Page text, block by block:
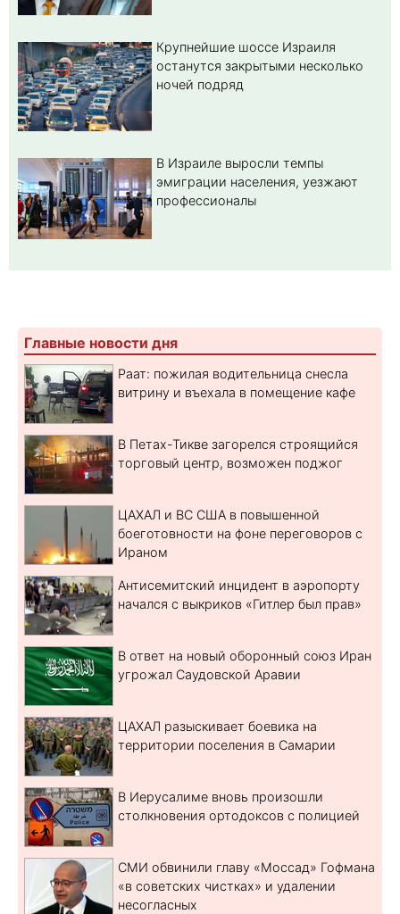
Крупнейшие шоссе Израиля
останутся закрытыми несколько
ночей подряд
В Израиле выросли темпы
эмиграции населения, уезжают
профессионалы
Главные новости дня
Раат: пожилая водительница снесла
витрину и въехала в помещение кафе
В Петах-Тикве загорелся строящийся
торговый центр, возможен поджог
ЦАХАЛ и ВС США в повышенной
боеготовности на фоне переговоров с
Ираном
Антисемитский инцидент в аэропорту
начался с выкриков «Гитлер был прав»
В ответ на новый оборонный союз Иран
угрожал Саудовской Аравии
ЦАХАЛ разыскивает боевика на
территории поселения в Самарии
В Иерусалиме вновь произошли
столкновения ортодоксов с полицией
СМИ обвинили главу «Моссад» Гофмана
«в советских чистках» и удалении
несогласных